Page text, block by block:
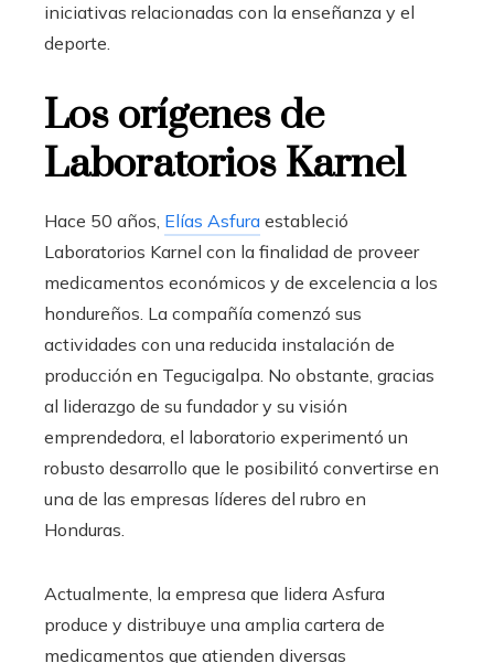
iniciativas relacionadas con la enseñanza y el
deporte.
Los orígenes de
Laboratorios Karnel
Hace 50 años, Elías Asfura estableció
Laboratorios Karnel con la finalidad de proveer
medicamentos económicos y de excelencia a los
hondureños. La compañía comenzó sus
actividades con una reducida instalación de
producción en Tegucigalpa. No obstante, gracias
al liderazgo de su fundador y su visión
emprendedora, el laboratorio experimentó un
robusto desarrollo que le posibilitó convertirse en
una de las empresas líderes del rubro en
Honduras.
Actualmente, la empresa que lidera Asfura
produce y distribuye una amplia cartera de
medicamentos que atienden diversas